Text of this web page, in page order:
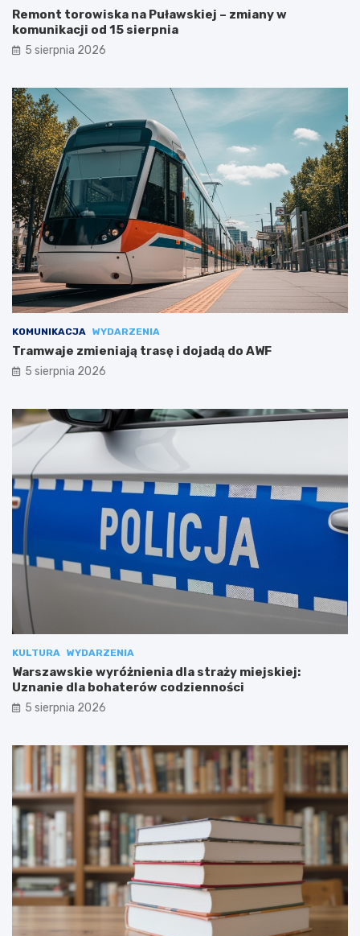
Remont torowiska na Puławskiej – zmiany w
komunikacji od 15 sierpnia
5 sierpnia 2026
KOMUNIKACJA WYDARZENIA
Tramwaje zmieniają trasę i dojadą do AWF
5 sierpnia 2026
KULTURA WYDARZENIA
Warszawskie wyróżnienia dla straży miejskiej:
Uznanie dla bohaterów codzienności
5 sierpnia 2026